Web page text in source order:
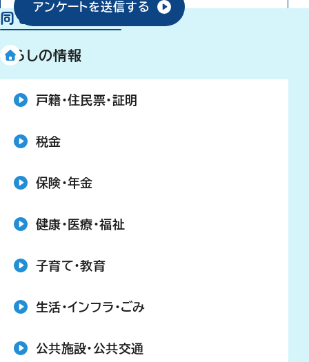
アンケートを送信する
同じ分類から探す
くらしの情報
戸籍・住民票・証明
税金
保険・年金
健康・医療・福祉
子育て・教育
生活・インフラ・ごみ
公共施設・公共交通